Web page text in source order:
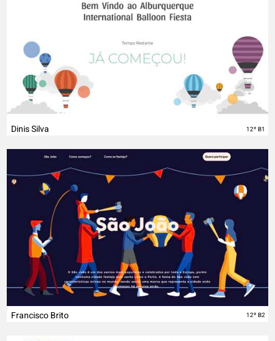
Dinis Silva 12º B1
Francisco Brito 12º B2